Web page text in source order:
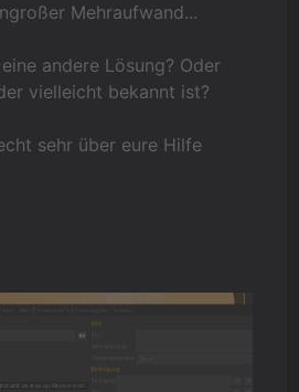
Mehraufwand...
andere Lösung? Oder
vielleicht bekannt ist?
sehr über eure Hilfe